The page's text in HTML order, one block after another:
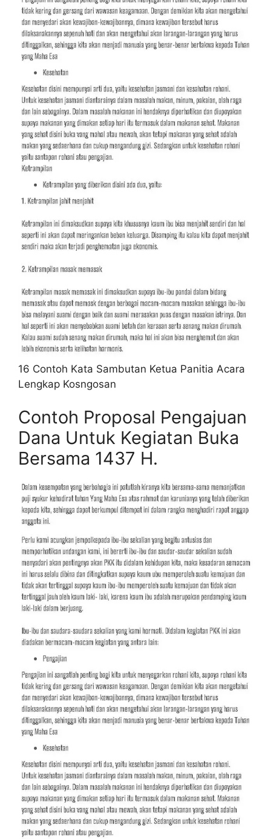
16 Contoh Kata Sambutan Ketua Panitia Acara
Lengkap Kosngosan
Contoh Proposal Pengajuan
Dana Untuk Kegiatan Buka
Bersama 1437 H.